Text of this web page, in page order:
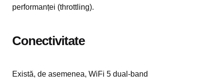
performanței (throttling).
Conectivitate
Există, de asemenea, WiFi 5 dual-band